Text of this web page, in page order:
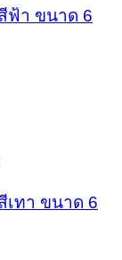
ฟ้า ขนาด 6
เทา ขนาด 6